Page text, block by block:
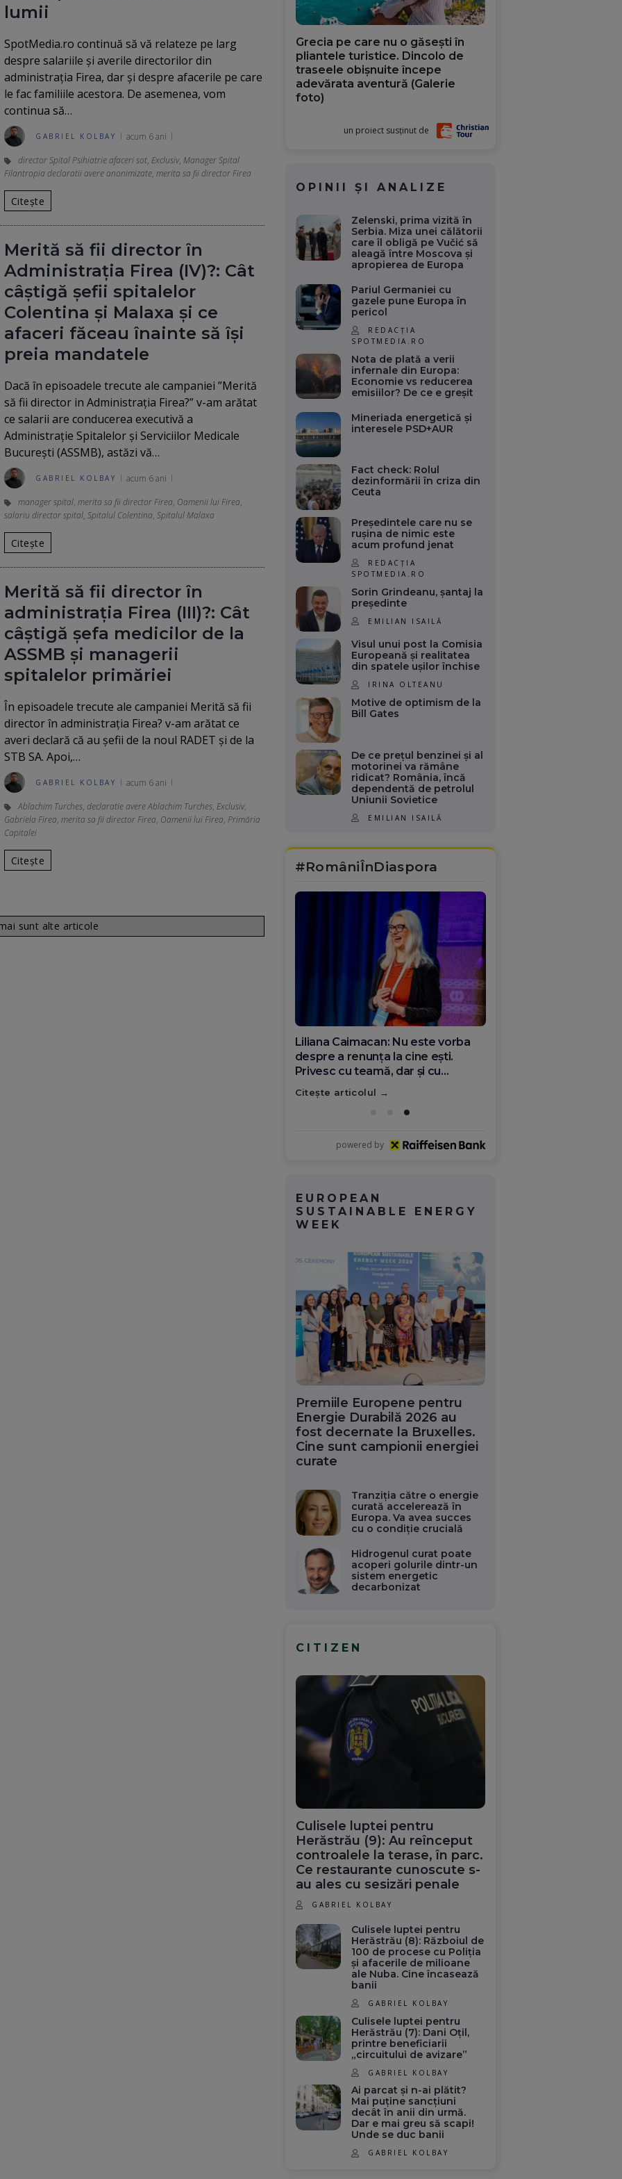
lumii
SpotMedia.ro continuă să vă relateze pe larg
despre salariile și averile directorilor din
administrația Firea, dar și despre afacerile pe care
le fac familiile acestora. De asemenea, vom
continua să…
GABRIEL KOLBAY acum 6 ani
director Spital Psihiatrie afaceri sot, Exclusiv, Manager Spital
Filantropia declaratii avere anonimizate, merita sa fii director Firea
Citește
Merită să fii director în
Administrația Firea (IV)?: Cât
câștigă șefii spitalelor
Colentina și Malaxa și ce
afaceri făceau înainte să își
preia mandatele
Dacă în episoadele trecute ale campaniei ”Merită
să fii director in Administrația Firea?” v-am arătat
ce salarii are conducerea executivă a
Administrație Spitalelor și Serviciilor Medicale
București (ASSMB), astăzi vă…
GABRIEL KOLBAY acum 6 ani
manager spital, merita sa fii director Firea, Oamenii lui Firea,
salariu director spital, Spitalul Colentina, Spitalul Malaxa
Citește
Merită să fii director în
administrația Firea (III)?: Cât
câștigă șefa medicilor de la
ASSMB și managerii
spitalelor primăriei
În episoadele trecute ale campaniei Merită să fii
director în administrația Firea? v-am arătat ce
averi declară că au șefii de la noul RADET și de la
STB SA. Apoi,…
GABRIEL KOLBAY acum 6 ani
Ablachim Turches, declaratie avere Ablachim Turches, Exclusiv,
Gabriela Firea, merita sa fii director Firea, Oamenii lui Firea, Primăria
Capitalei
Citește
sunt alte articole
Grecia pe care nu o găsești în
pliantele turistice. Dincolo de
traseele obișnuite începe
adevărata aventură (Galerie
foto)
un proiect susținut de
OPINII ȘI ANALIZE
Zelenski, prima vizită în
Serbia. Miza unei călătorii
care îl obligă pe Vučić să
aleagă între Moscova și
apropierea de Europa
Pariul Germaniei cu
gazele pune Europa în
pericol
REDACȚIA
SPOTMEDIA.RO
Nota de plată a verii
infernale din Europa:
Economie vs reducerea
emisiilor? De ce e greșit
Mineriada energetică și
interesele PSD+AUR
Fact check: Rolul
dezinformării în criza din
Ceuta
Președintele care nu se
rușina de nimic este
acum profund jenat
REDACȚIA
SPOTMEDIA.RO
Sorin Grindeanu, șantaj la
președinte
EMILIAN ISAILĂ
Visul unui post la Comisia
Europeană și realitatea
din spatele ușilor închise
IRINA OLTEANU
Motive de optimism de la
Bill Gates
De ce prețul benzinei și al
motorinei va rămâne
ridicat? România, încă
dependentă de petrolul
Uniunii Sovietice
EMILIAN ISAILĂ
#RomâniÎnDiaspora
Diana Olar, românca de la Google
care demonstrează că diaspora
poate schimba România
Citește articolul
powered by
EUROPEAN
SUSTAINABLE ENERGY
WEEK
Premiile Europene pentru
Energie Durabilă 2026 au
fost decernate la Bruxelles.
Cine sunt campionii energiei
curate
Tranziția către o energie
curată accelerează în
Europa. Va avea succes
cu o condiție crucială
Hidrogenul curat poate
acoperi golurile dintr-un
sistem energetic
decarbonizat
CITIZEN
Culisele luptei pentru
Herăstrău (9): Au reînceput
controalele la terase, în parc.
Ce restaurante cunoscute s-
au ales cu sesizări penale
GABRIEL KOLBAY
Culisele luptei pentru
Herăstrău (8): Războiul de
100 de procese cu Poliția
și afacerile de milioane
ale Nuba. Cine încasează
banii
GABRIEL KOLBAY
Culisele luptei pentru
Herăstrău (7): Dani Oțil,
printre beneficiarii
„circuitului de avizare”
GABRIEL KOLBAY
Ai parcat și n-ai plătit?
Mai puține sancțiuni
decât în anii din urmă.
Dar e mai greu să scapi!
Unde se duc banii
GABRIEL KOLBAY